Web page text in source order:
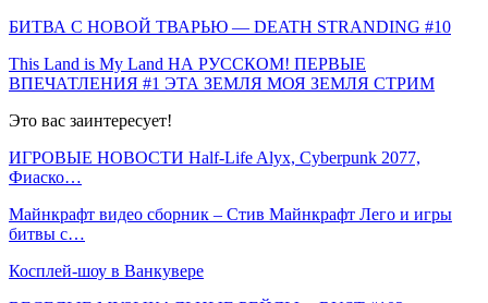
БИТВА С НОВОЙ ТВАРЬЮ — DEATH STRANDING #10
This Land is My Land НА РУССКОМ! ПЕРВЫЕ
ВПЕЧАТЛЕНИЯ #1 ЭТА ЗЕМЛЯ МОЯ ЗЕМЛЯ СТРИМ
Это вас заинтересует!
ИГРОВЫЕ НОВОСТИ Half-Life Alyx, Cyberpunk 2077,
Фиаско…
Майнкрафт видео сборник – Стив Майнкрафт Лего и игры
битвы с…
Косплей-шоу в Ванкувере